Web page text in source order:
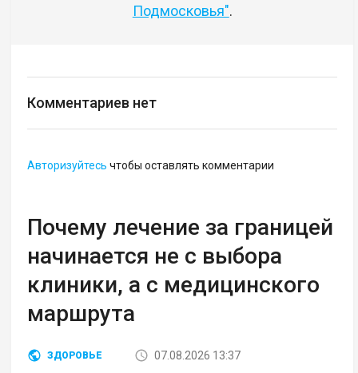
Подмосковья".
Комментариев нет
Авторизуйтесь чтобы оставлять комментарии
Почему лечение за границей
начинается не с выбора
клиники, а с медицинского
маршрута
ЗДОРОВЬЕ 07.08.2026 13:37